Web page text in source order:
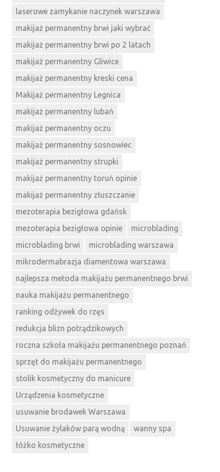
laserowe zamykanie naczynek warszawa
makijaż permanentny brwi jaki wybrać
makijaż permanentny brwi po 2 latach
makijaż permanentny Gliwice
makijaż permanentny kreski cena
Makijaż permanentny Legnica
makijaż permanentny lubań
makijaż permanentny oczu
makijaż permanentny sosnowiec
makijaż permanentny strupki
makijaż permanentny toruń opinie
makijaż permanentny złuszczanie
mezoterapia bezigłowa gdańsk
mezoterapia bezigłowa opinie
microblading
microblading brwi
microblading warszawa
mikrodermabrazja diamentowa warszawa
najlepsza metoda makijażu permanentnego brwi
nauka makijażu permanentnego
ranking odżywek do rzęs
redukcja blizn potrądzikowych
roczna szkoła makijażu permanentnego poznań
sprzęt do makijażu permanentnego
stolik kosmetyczny do manicure
Urządzenia kosmetyczne
usuwanie brodawek Warszawa
Usuwanie żylaków parą wodną
wanny spa
łóżko kosmetyczne